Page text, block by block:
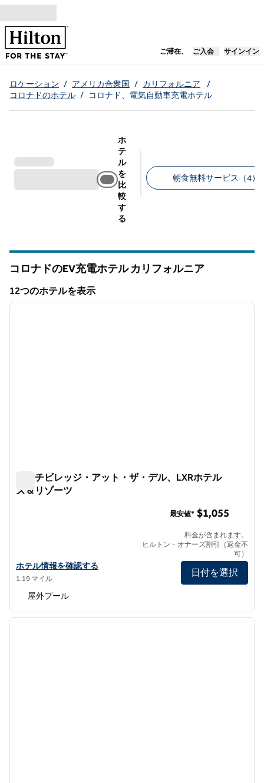
コンテンツに移動
ご滞在、 新しいタブで開
ご入会 サインイン
ロケーション / アメリカ合衆国 / カリフォルニア
/
コロナドのホテル / コロナド、電気自動車充電ホテル
ホ
テ
ル
を
比
較
す
る
朝食無料サービス（4）
コロナドのEV充電ホテルカリフォルニア
12つのホテルを表示
12つのホテルを表示
1/9
次の
ビーチビレッジ・アット・ザ・デル、LXRホテル
ズ＆リゾーツ
ザ・デルのビーチビレッジ、LXRホテルズ＆リゾーツの詳細を見る
ホテル情報を確認する
1.19 マイル
最安値* $1,055
料金が含まれます。
ヒルトン・オナーズ割引（返金不
可）
日付を選択
屋外プール
1/12
次の